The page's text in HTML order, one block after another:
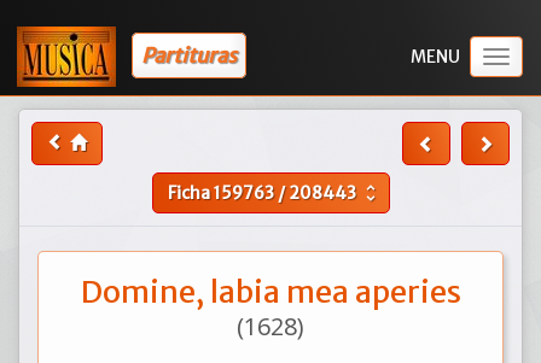
Partituras
Ficha159763/208443 unfold_more
Domine, labia mea aperies
(1628)